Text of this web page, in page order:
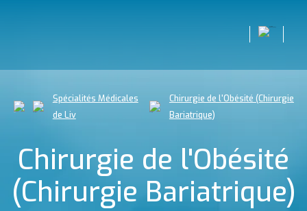
Spécialités Médicales
de Liv
Chirurgie de l'Obésité (Chirurgie
Bariatrique)
Chirurgie de l'Obésité
(Chirurgie Bariatrique)